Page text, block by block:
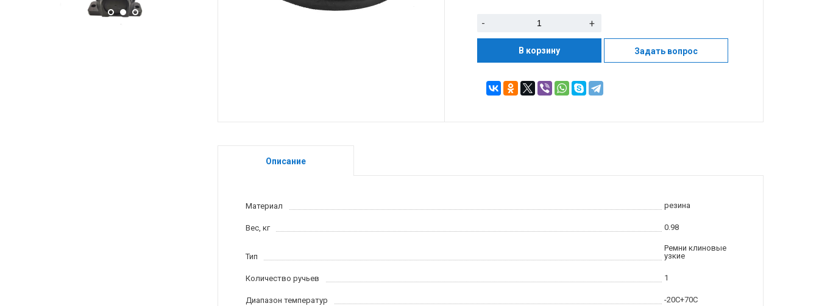
- +
В корзину Задать вопрос
Описание
Материал резина
Вес, кг 0.98
Тип
Ремни клиновые
узкие
Количество ручьев 1
Диапазон температур -20С+70С